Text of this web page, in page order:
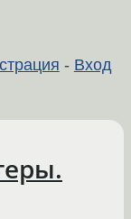
- Вход